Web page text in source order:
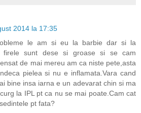
2014 la 17:35
le am si eu la barbie dar si la
firele sunt dese si groase si se cam
de mai mereu am ca niste pete,asta
pielea si nu e inflamata.Vara cand
bine insa iarna e un adevarat chin si ma
la IPL pt ca nu se mai poate.Cam cat
pt fata?